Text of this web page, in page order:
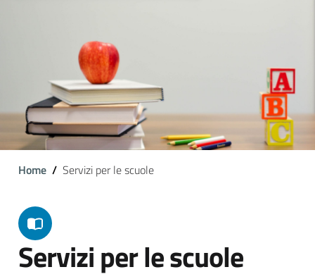
Home Servizi per le scuole
Servizi per le scuole